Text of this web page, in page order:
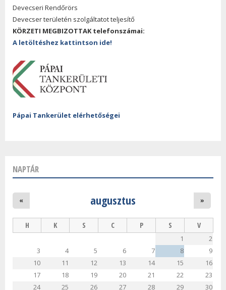
Devecseri Rendőrörs
Devecser területén szolgáltatot teljesítő
KÖRZETI MEGBIZOTTAK telefonszámai:
A letöltéshez kattintson ide!
Pápai Tankerület elérhetőségei
NAPTÁR
augusztus
« »
H K S C P S V
1
2
3
4 5 6 7 8
9
10
11 12 13 14 15
16
17
18 19 20 21 22
23
24
25 26 27 28 29 30